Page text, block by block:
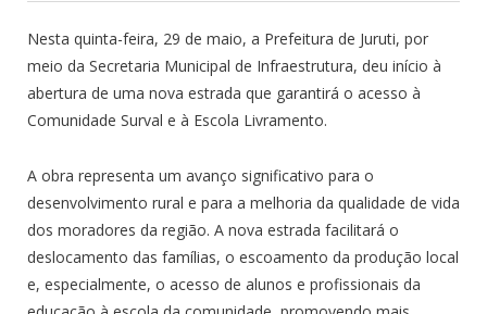
Nesta quinta-feira, 29 de maio, a Prefeitura de Juruti, por
meio da Secretaria Municipal de Infraestrutura, deu início à
abertura de uma nova estrada que garantirá o acesso à
Comunidade Surval e à Escola Livramento.
A obra representa um avanço significativo para o
desenvolvimento rural e para a melhoria da qualidade de vida
dos moradores da região. A nova estrada facilitará o
deslocamento das famílias, o escoamento da produção local
e, especialmente, o acesso de alunos e profissionais da